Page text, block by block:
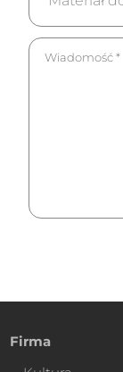
Firma